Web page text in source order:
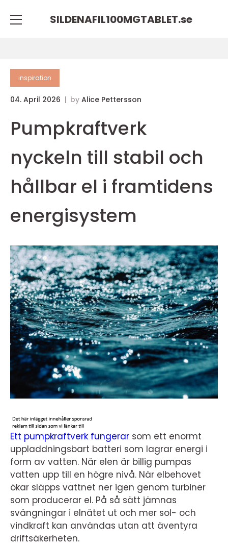
SILDENAFIL100MGTABLET.se
inspiration
04. April 2026 by Alice Pettersson
Pumpkraftverk
nyckeln till stabil och
hållbar el i framtidens
energisystem
Ett pumpkraftverk fungerar som ett enormt
uppladdningsbart batteri som lagrar energi i
form av vatten. När elen är billig pumpas
vatten upp till en högre nivå. När elbehovet
ökar släpps vattnet ner igen genom turbiner
som producerar el. På så sätt jämnas
svängningar i elnätet ut och mer sol- och
vindkraft kan användas utan att äventyra
driftsäkerheten.